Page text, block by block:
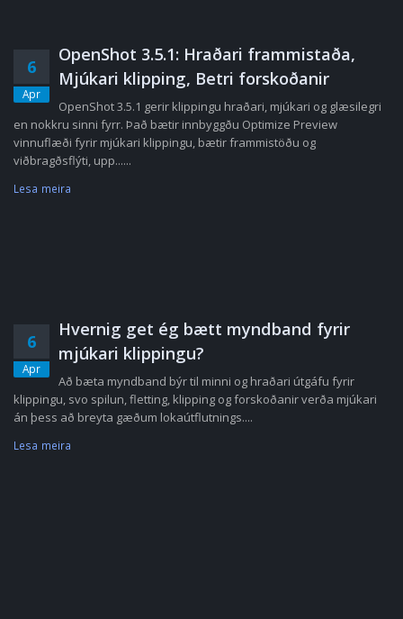
6
Apr
OpenShot 3.5.1: Hraðari frammistaða,
Mjúkari klipping, Betri forskoðanir
OpenShot 3.5.1 gerir klippingu hraðari, mjúkari og glæsilegri
en nokkru sinni fyrr. Það bætir innbyggðu Optimize Preview
vinnuflæði fyrir mjúkari klippingu, bætir frammistöðu og
viðbragðsflýti, upp......
Lesa meira
6
Apr
Hvernig get ég bætt myndband fyrir
mjúkari klippingu?
Að bæta myndband býr til minni og hraðari útgáfu fyrir
klippingu, svo spilun, fletting, klipping og forskoðanir verða mjúkari
án þess að breyta gæðum lokaútflutnings....
Lesa meira